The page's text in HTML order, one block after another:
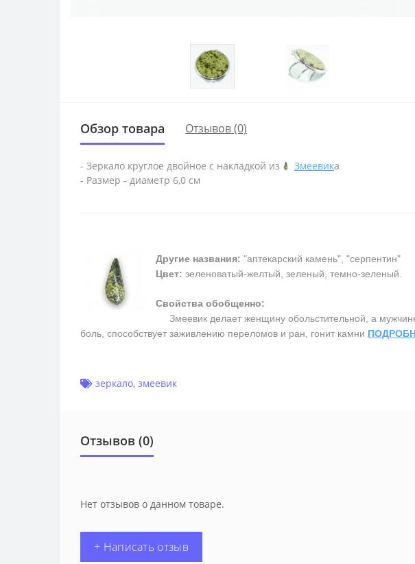
Обзор товара Отзывов (0)
- Зеркало круглое двойное с накладкой из Змеевика
- Размер - диаметр 6,0 см
Другие названия: "аптекарский камень", "серпентин"
Цвет: зеленоватый-желтый, зеленый, темно-зеленый.
Свойства обобщенно:
Змеевик делает женщину обольстительной, а
боль, способствует заживлению переломов и ран, гонит камни
зеркало, змеевик
Отзывов (0)
Нет отзывов о данном товаре.
+ Написать отзыв